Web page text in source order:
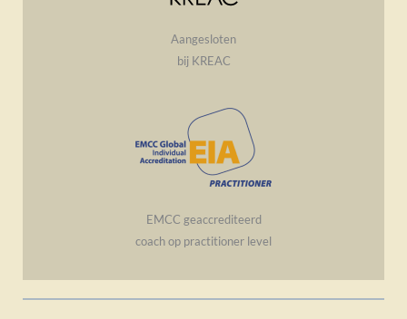
Aangesloten
bij KREAC
EMCC geaccrediteerd
coach op practitioner level